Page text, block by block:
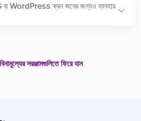
WordPress ক্রন জবের জন্যও ব্যবহার
সরঞ্জামগুলিতে ফিরে যান